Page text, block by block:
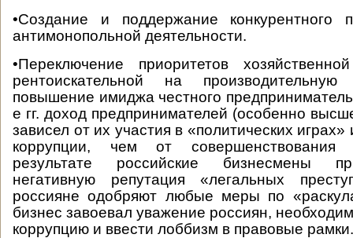
•Создание и поддержание конкурентного
антимонопольной деятельности.
•Переключение приоритетов
рентоискательной на
повышение имиджа честного
е гг. доход предпринимателей (особенно
зависел от их участия в «политических
коррупции, чем от совершенствования
результате российские бизнесмены
негативную репутация «легальных
россияне одобряют любые меры по
бизнес завоевал уважение россиян,
коррупцию и ввести лоббизм в правовые рамки.